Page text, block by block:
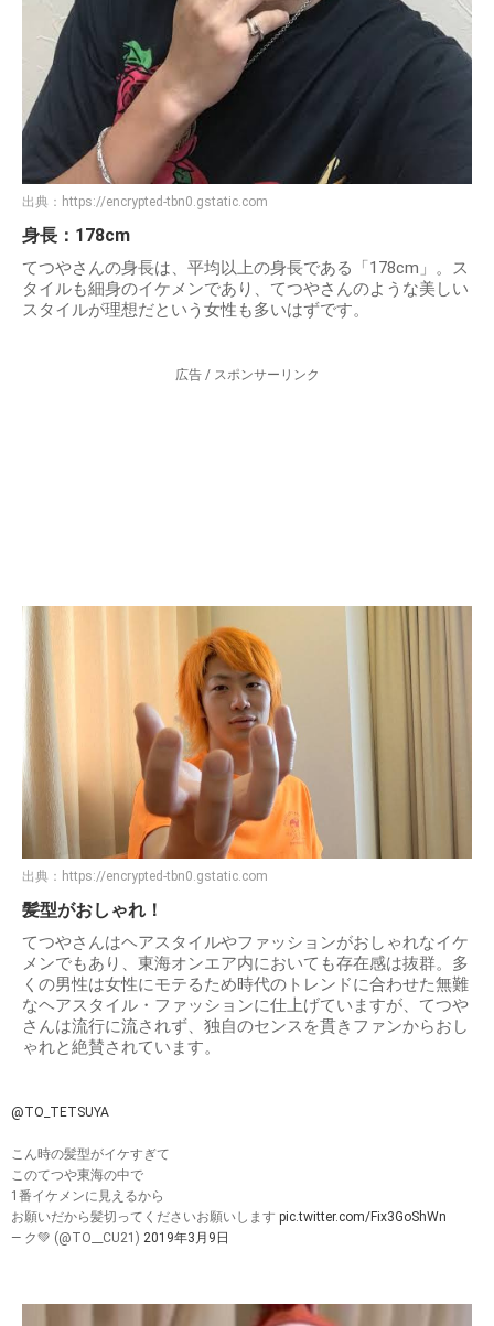
出典： https://encrypted-tbn0.gstatic.com
身長：178cm
てつやさんの身長は、平均以上の身長である「178cm」。ス
タイルも細身のイケメンであり、てつやさんのような美しい
スタイルが理想だという女性も多いはずです。
広告 / スポンサーリンク
出典： https://encrypted-tbn0.gstatic.com
髪型がおしゃれ！
てつやさんはヘアスタイルやファッションがおしゃれなイケ
メンでもあり、東海オンエア内においても存在感は抜群。多
くの男性は女性にモテるため時代のトレンドに合わせた無難
なヘアスタイル・ファッションに仕上げていますが、てつや
さんは流行に流されず、独自のセンスを貫きファンからおし
ゃれと絶賛されています。
@TO_TETSUYA
こん時の髪型がイケすぎて
このてつや東海の中で
1番イケメンに見えるから
お願いだから髪切ってくださいお願いします pic.twitter.com/Fix3GoShWn
— ク💚 (@TO__CU21) 2019年3月9日